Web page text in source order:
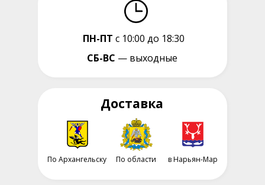
ПН-ПТ с 10:00 до 18:30
СБ-ВС — выходные
Доставка
По Архангельску в Нарьян-Мар
По области